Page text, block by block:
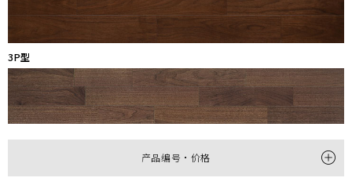
3P型
产品编号・价格